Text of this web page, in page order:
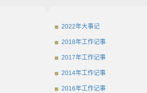
2022年大事记
2018年工作记事
2017年工作记事
2014年工作记事
2016年工作记事